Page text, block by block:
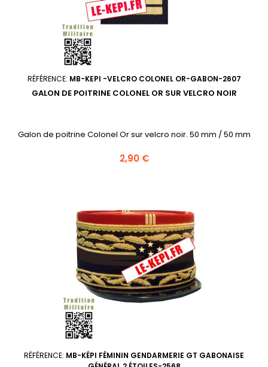
RÉFÉRENCE: MB-KEPI -VELCRO COLONEL OR-GABON-2607
GALON DE POITRINE COLONEL OR SUR VELCRO NOIR
Galon de poitrine Colonel Or sur velcro noir. 50 mm / 50 mm
Prix
2,90 €
RÉFÉRENCE: MB-KÉPI FÉMININ GENDARMERIE GT GABONAISE